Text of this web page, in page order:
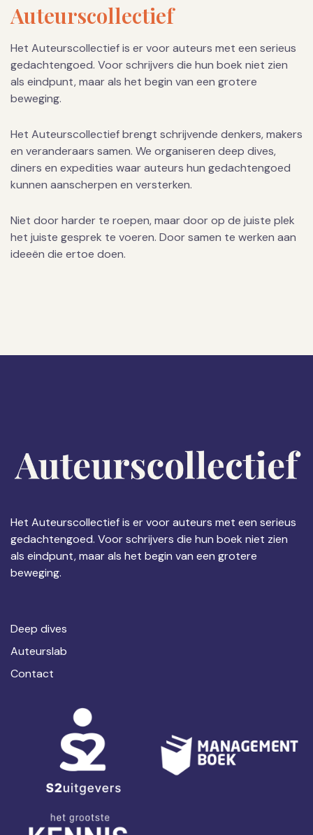
Auteurscollectief
Het Auteurscollectief is er voor auteurs met een serieus
gedachtengoed. Voor schrijvers die hun boek niet zien
als eindpunt, maar als het begin van een grotere
beweging.
Het Auteurscollectief brengt schrijvende denkers, makers
en veranderaars samen. We organiseren deep dives,
diners en expedities waar auteurs hun gedachtengoed
kunnen aanscherpen en versterken.
Niet door harder te roepen, maar door op de juiste plek
het juiste gesprek te voeren. Door samen te werken aan
ideeën die ertoe doen.
Het Auteurscollectief is er voor auteurs met een serieus
gedachtengoed. Voor schrijvers die hun boek niet zien
als eindpunt, maar als het begin van een grotere
beweging.
Deep dives
Auteurslab
Contact